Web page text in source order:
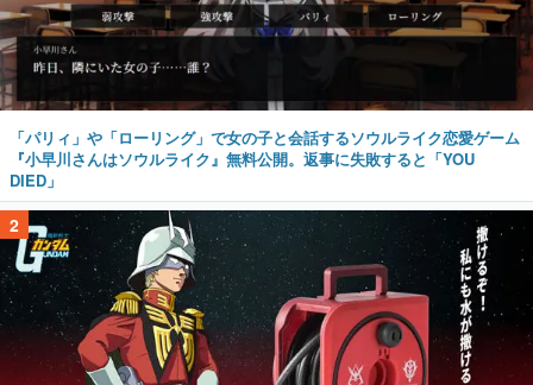
「パリィ」や「ローリング」で女の子と会話するソウルライク恋愛ゲーム
『小早川さんはソウルライク』無料公開。返事に失敗すると「YOU
DIED」
2